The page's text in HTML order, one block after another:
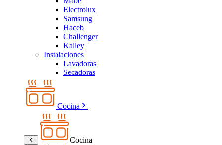
Electrolux
Samsung
Haceb
Challenger
Kalley
Instalaciones
Lavadoras
Secadoras
Cocina
Cocina